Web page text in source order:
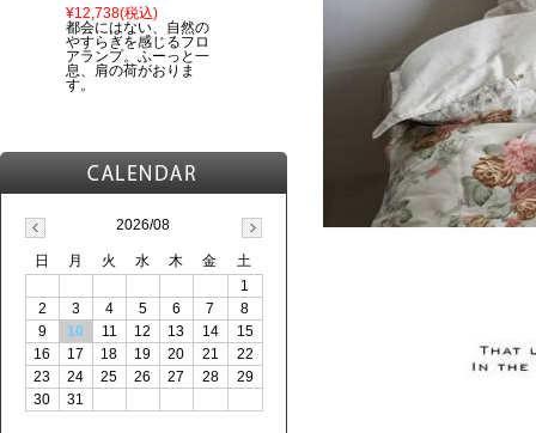
¥12,738(税込)
都会にはない、自然の
やすらぎを感じるフロ
アランプ。ふーっと一
息、肩の荷がおりま
す。
2026/08
日 月 火 水 木 金
土
1
2
3 4 5 6 7
8
9
10 11 12 13 14
15
16
17 18 19 20 21
22
23
24 25 26 27 28
29
30
31